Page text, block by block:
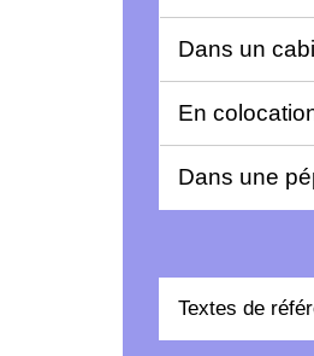
Dans un
En
Dans une
Textes de